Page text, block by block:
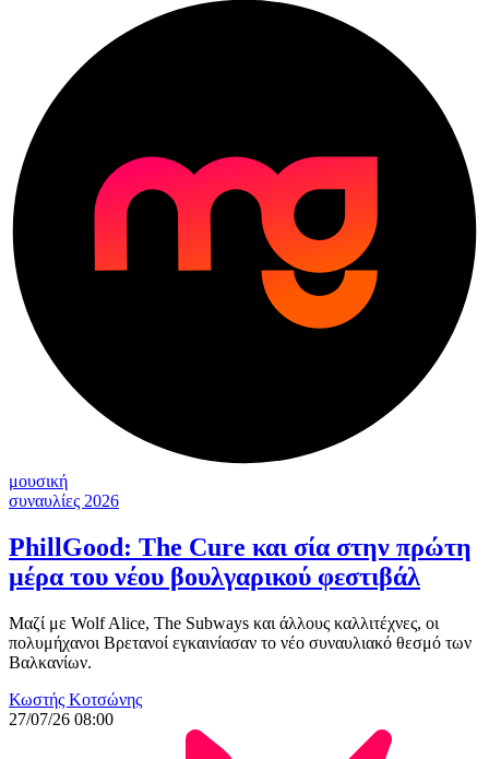
μουσική
συναυλίες 2026
PhillGood: The Cure και σία στην πρώτη
μέρα του νέου βουλγαρικού φεστιβάλ
Μαζί με Wolf Alice, The Subways και άλλους καλλιτέχνες, οι
πολυμήχανοι Βρετανοί εγκαινίασαν το νέο συναυλιακό θεσμό των
Βαλκανίων.
Κωστής Κοτσώνης
27/07/26 08:00